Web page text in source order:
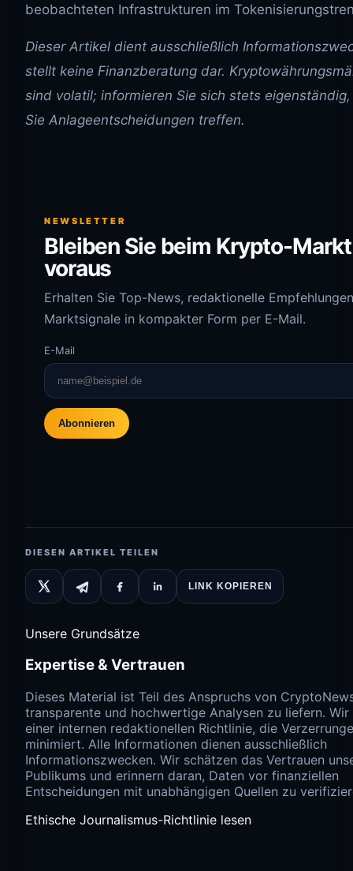
beobachteten Infrastrukturen im
Dieser Artikel dient ausschließlich
stellt keine Finanzberatung dar.
sind volatil; informieren Sie sich stets
Sie Anlageentscheidungen treffen.
NEWSLETTER
Bleiben Sie beim Krypto-Markt
voraus
Erhalten Sie Top-News, redaktionelle
Marktsignale in kompakter Form per E-Mail.
E-Mail
Abonnieren
DIESEN ARTIKEL TEILEN
LINK KOPIEREN
Unsere Grundsätze
Expertise & Vertrauen
Dieses Material ist Teil des Anspruchs von
transparente und hochwertige Analysen zu liefern.
einer internen redaktionellen Richtlinie, die
minimiert. Alle Informationen dienen ausschließlich
Informationszwecken. Wir schätzen das Vertrauen
Publikums und erinnern daran, Daten vor finanziellen
Entscheidungen mit unabhängigen Quellen zu
Ethische Journalismus-Richtlinie lesen